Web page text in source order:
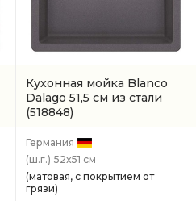
Кухонная мойка Blanco
Dalago 51,5 см из стали
(518848)
Германия
(ш.г.) 52x51 см
(матовая, с покрытием от
грязи)